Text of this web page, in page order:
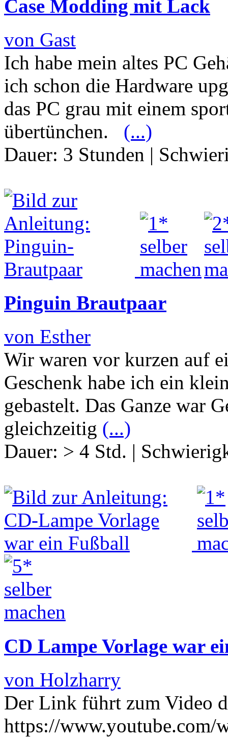
Case Modding mit Lack
von Gast
Ich habe mein altes PC
ich schon die Hardware
das PC grau mit einem
übertünchen. (...)
Dauer: 3 Stunden |
Pinguin Brautpaar
von Esther
Wir waren vor kurzen auf
Geschenk habe ich ein
gebastelt. Das Ganze war
gleichzeitig (...)
Dauer: > 4 Std. |
CD Lampe Vorlage war
von Holzharry
Der Link führt zum Video
https://www.youtube.com/